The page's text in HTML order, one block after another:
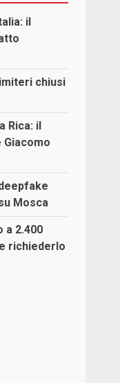
il
chiusi
Rica: il
Giacomo
Mosca
a 2.400
richiederlo